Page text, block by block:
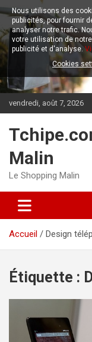
Aller
au
contenu
vendredi, août 7, 2026
Malin
Le Shopping Malin
Accueil Design
Étiquette :
Nous utilisons des
publicités, pour fournir
analyser notre trafic.
votre utilisation de
publicité et d'analyse.
Cookies